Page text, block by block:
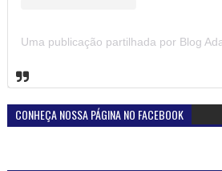
CONHEÇA NOSSA PÁGINA NO FACEBOOK